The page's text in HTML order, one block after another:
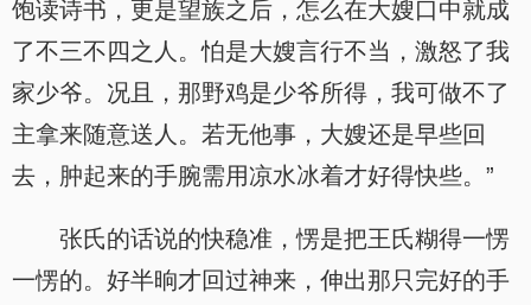
饱读诗书，更是望族之后，怎么在大嫂口中就成
了不三不四之人。怕是大嫂言行不当，激怒了我
家少爷。况且，那野鸡是少爷所得，我可做不了
主拿来随意送人。若无他事，大嫂还是早些回
去，肿起来的手腕需用凉水冰着才好得快些。”
张氏的话说的快稳准，愣是把王氏糊得一愣
一愣的。好半晌才回过神来，伸出那只完好的手